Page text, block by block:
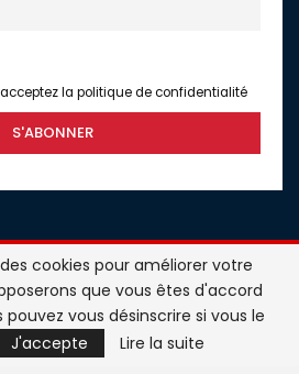
la politique de confidentialité
de l'actualité de la France et du
Réservés - Atlasinfo- 2026
cookies pour améliorer votre
que vous êtes d'accord
vous désinscrire si vous le
J'accepte Lire la suite